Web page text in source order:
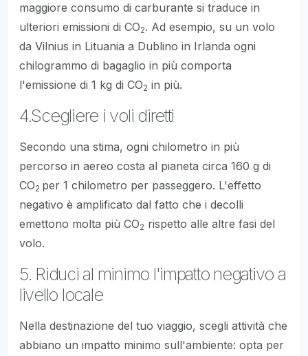
maggiore consumo di carburante si traduce in
ulteriori emissioni di CO2. Ad esempio, su un volo
da Vilnius in Lituania a Dublino in Irlanda ogni
chilogrammo di bagaglio in più comporta
l'emissione di 1 kg di CO2 in più.
4.Scegliere i voli diretti
Secondo una stima, ogni chilometro in più
percorso in aereo costa al pianeta circa 160 g di
CO2 per 1 chilometro per passeggero. L'effetto
negativo è amplificato dal fatto che i decolli
emettono molta più CO2 rispetto alle altre fasi del
volo.
5. Riduci al minimo l'impatto negativo a
livello locale
Nella destinazione del tuo viaggio, scegli attività che
abbiano un impatto minimo sull'ambiente: opta per